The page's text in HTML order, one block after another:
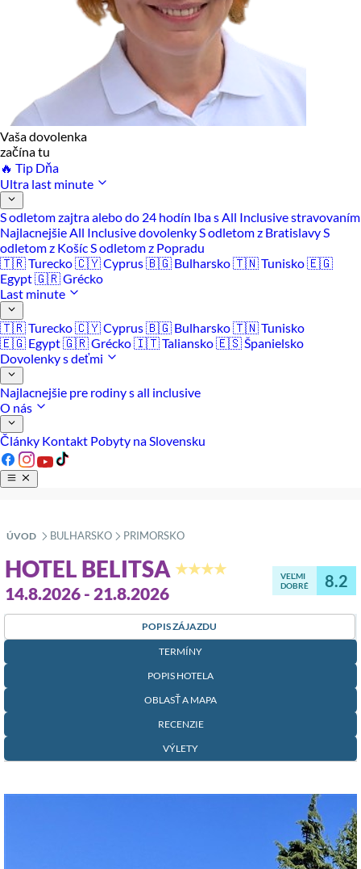
Vaša dovolenka
začína tu
🔥 Tip Dňa
Ultra last minute
S odletom zajtra alebo do 24 hodín Iba s All Inclusive stravovaním
Najlacnejšie All Inclusive dovolenkyS odletom z BratislavyS
odletom z KošícS odletom z Popradu
🇹🇷 Turecko🇨🇾 Cyprus🇧🇬 Bulharsko🇹🇳 Tunisko🇪🇬
Egypt🇬🇷 Grécko
Last minute
🇹🇷 Turecko🇨🇾 Cyprus🇧🇬 Bulharsko🇹🇳 Tunisko
🇪🇬 Egypt🇬🇷 Grécko🇮🇹 Taliansko🇪🇸 Španielsko
Dovolenky s deťmi
Najlacnejšie pre rodiny s all inclusive
O nás
Články Kontakt Pobyty na Slovensku
ÚVOD »
BULHARSKO »
PRIMORSKO
HOTEL BELITSA ★★★★
14.8.2026 - 21.8.2026
VEĽMI
DOBRÉ
8.2
POPIS ZÁJAZDU
TERMÍNY
POPIS HOTELA
OBLASŤ A MAPA
RECENZIE
VÝLETY
Povoliť vybrané
Odmietnuť